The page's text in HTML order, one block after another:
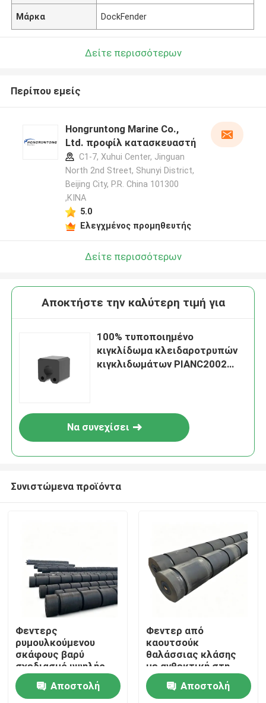
Προϊόντα
Βίντεο
Μάρκα DockFender
Δείτε περισσότερων
Περίπου εμείς
Hongruntong Marine Co.,
Ltd. προφίλ κατασκευαστή
C1-7, Xuhui Center, Jinguan
North 2nd Street, Shunyi District,
Beijing City, P.R. China 101300
,ΚΙΝΑ
5.0
Ελεγχμένος προμηθευτής
Δείτε περισσότερων
Αποκτήστε την καλύτερη τιμή για
100% τυποποιημένο
κιγκλίδωμα κλειδαροτρυπών
κιγκλιδωμάτων PIANC2002
Να συνεχίσει
Συνιστώμενα προϊόντα
Φεντερς
ρυμουλκούμενου
σκάφους βαρύ
σχεδιασμό υψηλής
αντοχής στην τριβή
προσαρμοσμένο
Αποστολή
Φεντερ από
καουτσούκ
θαλάσσιας κλάσης
με ανθεκτική στη
διάβρωση και υψηλή
ανθεκτική στην
Αποστολή